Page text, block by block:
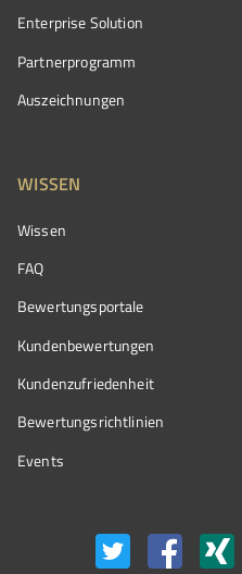
Enterprise Solution
Partnerprogramm
Auszeichnungen
WISSEN
Wissen
FAQ
Bewertungsportale
Kundenbewertungen
Kundenzufriedenheit
Bewertungs­richtlinien
Events